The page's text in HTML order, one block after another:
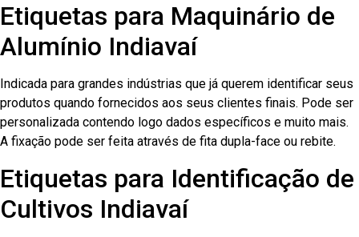
Etiquetas para Maquinário de
Alumínio Indiavaí
Indicada para grandes indústrias que já querem identificar seus
produtos quando fornecidos aos seus clientes finais. Pode ser
personalizada contendo logo dados específicos e muito mais.
A fixação pode ser feita através de fita dupla-face ou rebite.
Etiquetas para Identificação de
Cultivos Indiavaí